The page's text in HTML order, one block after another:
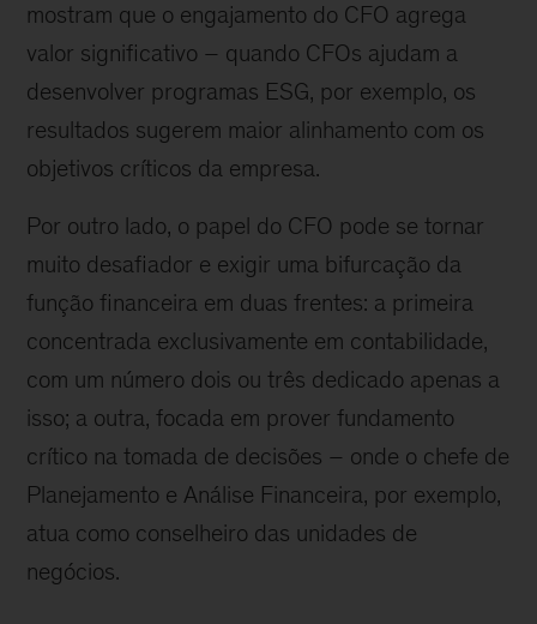
mostram que o engajamento do CFO agrega
valor significativo – quando CFOs ajudam a
desenvolver programas ESG, por exemplo, os
resultados sugerem maior alinhamento com os
objetivos críticos da empresa.
Por outro lado, o papel do CFO pode se tornar
muito desafiador e exigir uma bifurcação da
função financeira em duas frentes: a primeira
concentrada exclusivamente em contabilidade,
com um número dois ou três dedicado apenas a
isso; a outra, focada em prover fundamento
crítico na tomada de decisões – onde o chefe de
Planejamento e Análise Financeira, por exemplo,
atua como conselheiro das unidades de
negócios.